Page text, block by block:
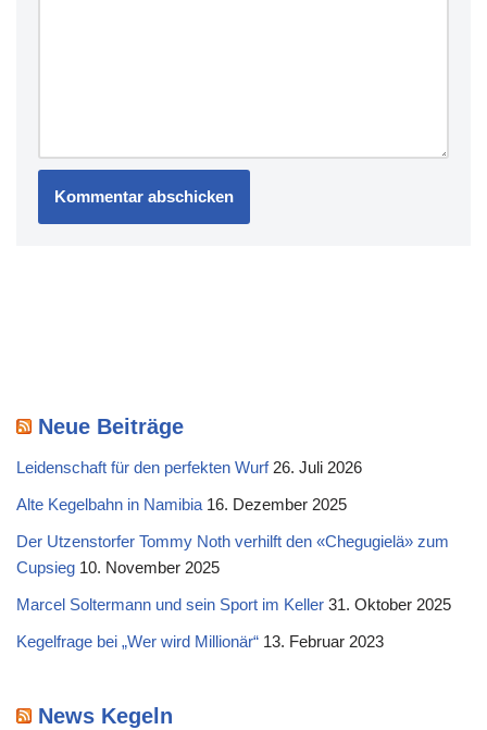
Neue Beiträge
Leidenschaft für den perfekten Wurf 26. Juli 2026
Alte Kegelbahn in Namibia 16. Dezember 2025
Der Utzenstorfer Tommy Noth verhilft den «Chegugielä» zum
Cupsieg 10. November 2025
Marcel Soltermann und sein Sport im Keller 31. Oktober 2025
Kegelfrage bei „Wer wird Millionär“ 13. Februar 2023
News Kegeln